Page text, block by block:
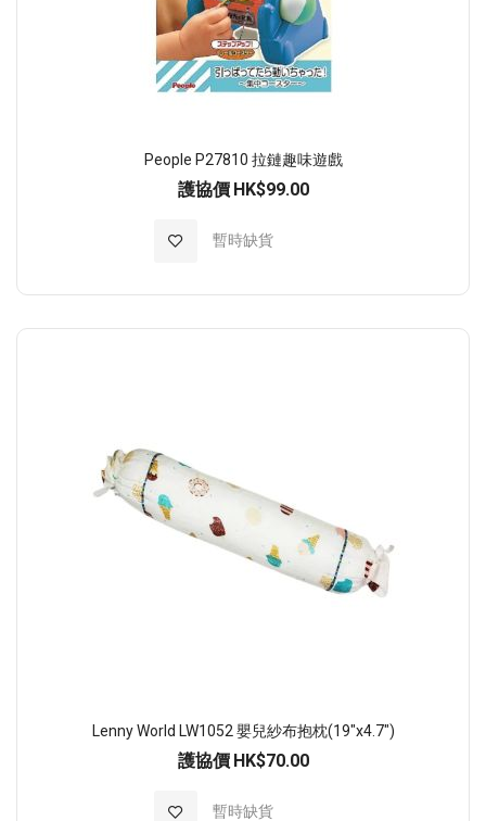
People P27810 拉鏈趣味遊戲
護協價 HK$99.00
暫時缺貨
加入至願望清單
Lenny World LW1052 嬰兒紗布抱枕(19"x4.7")
護協價 HK$70.00
暫時缺貨
加入至願望清單